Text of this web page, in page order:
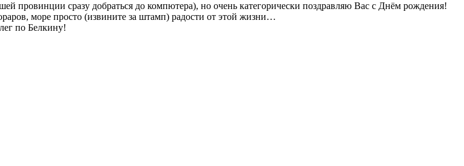
провинции сразу добраться до компютера), но очень категорически поздравляю Вас с Днём рождения!
море просто (извините за штамп) радости от этой жизни…
по Белкину!